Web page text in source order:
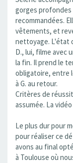
gorges
recommandées.
vêtements, et
nettoyage. L'état
D., lui, filme avec
la fin. Il prend le
obligatoire, entre
à G. au retour.
Critères de
assumée. La
Le plus dur pour
pour réaliser ce
avons au final
à Toulouse où